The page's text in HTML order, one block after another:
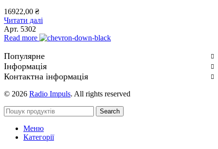
16922,00 ₴
Читати далі
Арт. 5302
Read more
Популярне
Інформація
Контактна інформація
© 2026 Radio Impuls. All rights reserved
Search
Меню
Категорії